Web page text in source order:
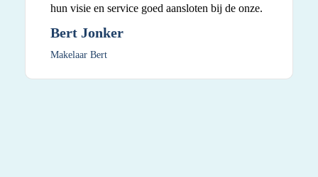
hun visie en service goed aansloten bij de onze.
Bert Jonker
Makelaar Bert